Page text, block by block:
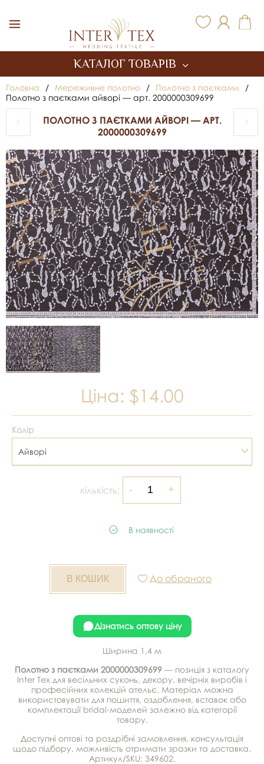
КАТАЛОГ ТОВАРІВ
Головна / Мереживне полотно / Полотно з паєтками
/
Полотно з паєтками айворі — арт. 2000000309699
ПОЛОТНО З ПАЄТКАМИ АЙВОРІ — АРТ.
2000000309699
Ціна: $14.00
Колір
Айворі
кількість:
В наявності
До обраного
Дізнатись оптову ціну
Ширина 1,4 м
Полотно з паєтками 2000000309699 — позиція з каталогу
Inter Tex для весільних суконь, декору, вечірніх виробів і
професійних колекцій ательє. Матеріал можна
використовувати для пошиття, оздоблення, вставок або
комплектації bridal-моделей залежно від категорії
товару.
Доступні оптові та роздрібні замовлення, консультація
щодо підбору, можливість отримати зразки та доставка.
Артикул/SKU: 349602.